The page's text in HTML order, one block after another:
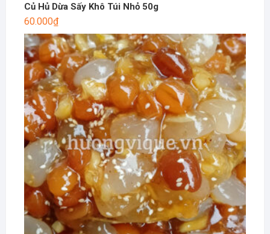
Củ Hủ Dừa Sấy Khô Túi Nhỏ 50g
60.000₫